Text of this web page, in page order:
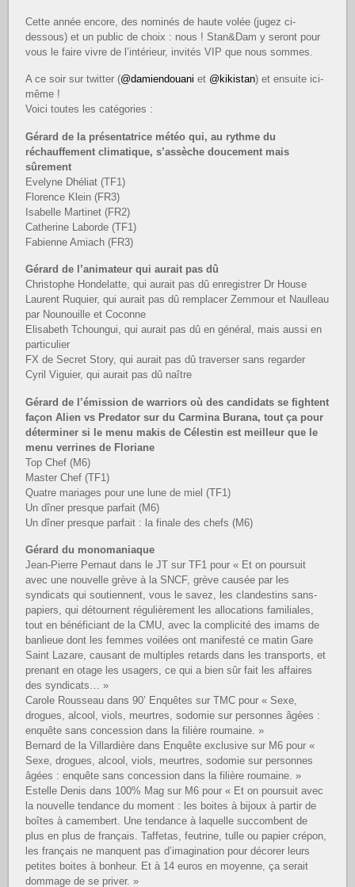
Cette année encore, des nominés de haute volée (jugez ci-
dessous) et un public de choix : nous ! Stan&Dam y seront pour
vous le faire vivre de l’intérieur, invités VIP que nous sommes.
A ce soir sur twitter (@damiendouani et @kikistan) et ensuite ici-
même !
Voici toutes les catégories :
Gérard de la présentatrice météo qui, au rythme du
réchauffement climatique, s’assèche doucement mais
sûrement
Evelyne Dhéliat (TF1)
Florence Klein (FR3)
Isabelle Martinet (FR2)
Catherine Laborde (TF1)
Fabienne Amiach (FR3)
Gérard de l’animateur qui aurait pas dû
Christophe Hondelatte, qui aurait pas dû enregistrer Dr House
Laurent Ruquier, qui aurait pas dû remplacer Zemmour et Naulleau
par Nounouille et Coconne
Elisabeth Tchoungui, qui aurait pas dû en général, mais aussi en
particulier
FX de Secret Story, qui aurait pas dû traverser sans regarder
Cyril Viguier, qui aurait pas dû naître
Gérard de l’émission de warriors où des candidats se fightent
façon Alien vs Predator sur du Carmina Burana, tout ça pour
déterminer si le menu makis de Célestin est meilleur que le
menu verrines de Floriane
Top Chef (M6)
Master Chef (TF1)
Quatre mariages pour une lune de miel (TF1)
Un dîner presque parfait (M6)
Un dîner presque parfait : la finale des chefs (M6)
Gérard du monomaniaque
Jean-Pierre Pernaut dans le JT sur TF1 pour « Et on poursuit
avec une nouvelle grève à la SNCF, grève causée par les
syndicats qui soutiennent, vous le savez, les clandestins sans-
papiers, qui détournent régulièrement les allocations familiales,
tout en bénéficiant de la CMU, avec la complicité des imams de
banlieue dont les femmes voilées ont manifesté ce matin Gare
Saint Lazare, causant de multiples retards dans les transports, et
prenant en otage les usagers, ce qui a bien sûr fait les affaires
des syndicats… »
Carole Rousseau dans 90’ Enquêtes sur TMC pour « Sexe,
drogues, alcool, viols, meurtres, sodomie sur personnes âgées :
enquête sans concession dans la filière roumaine. »
Bernard de la Villardière dans Enquête exclusive sur M6 pour «
Sexe, drogues, alcool, viols, meurtres, sodomie sur personnes
âgées : enquête sans concession dans la filière roumaine. »
Estelle Denis dans 100% Mag sur M6 pour « Et on poursuit avec
la nouvelle tendance du moment : les boites à bijoux à partir de
boîtes à camembert. Une tendance à laquelle succombent de
plus en plus de français. Taffetas, feutrine, tulle ou papier crépon,
les français ne manquent pas d’imagination pour décorer leurs
petites boites à bonheur. Et à 14 euros en moyenne, ça serait
dommage de se priver. »